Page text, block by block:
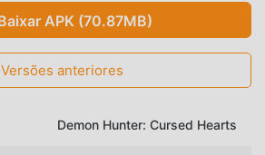
APK (70.87MB)
Versões anteriores
Demon Hunter: Cursed Hearts